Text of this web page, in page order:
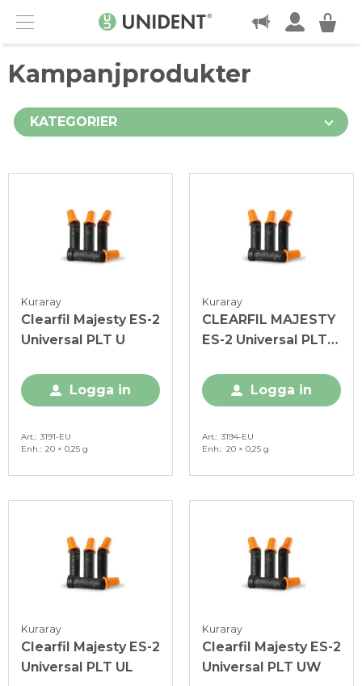
Menu
KONTAKT
Kampanjprodukter
KATEGORIER
Kuraray
Clearfil Majesty ES-2
Universal PLT U
Logga in
Art. 3191-EU
Enh. 20 × 0,25 g
Kuraray
CLEARFIL MAJESTY
ES-2 Universal PLT
Logga in
Art. 3194-EU
Enh. 20 × 0,25 g
Kuraray
Clearfil Majesty ES-2
Universal PLT UL
Kuraray
Clearfil Majesty ES-2
Universal PLT UW